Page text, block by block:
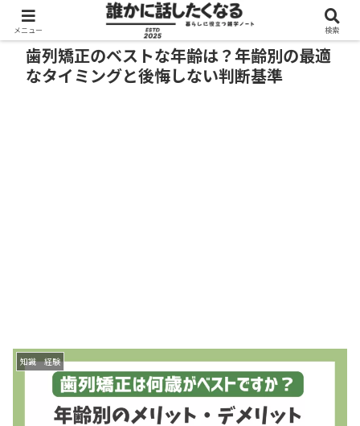
歯列矯正のベストな年齢は？年齢別の最適
なタイミングと後悔しない判断基準
知識 経験
メニュー 検索